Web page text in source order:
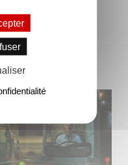
sortie pour le nouveau